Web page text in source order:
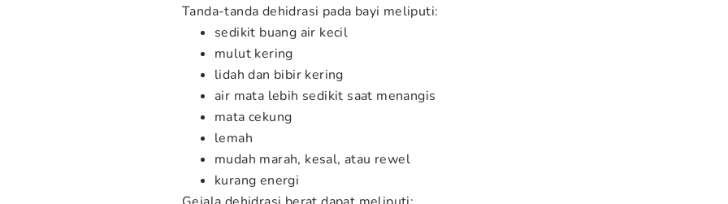
Tanda-tanda dehidrasi pada bayi meliputi:
sedikit buang air kecil
mulut kering
lidah dan bibir kering
air mata lebih sedikit saat menangis
mata cekung
lemah
mudah marah, kesal, atau rewel
kurang energi